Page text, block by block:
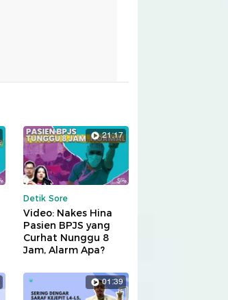
21:17
Detik Sore
Video: Nakes Hina
Pasien BPJS yang
Curhat Nunggu 8
Jam, Alarm Apa?
01:39